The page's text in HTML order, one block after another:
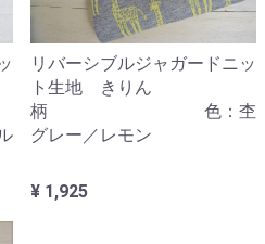
リバーシブルジャガードニッ
ト生地 きりん
柄 色：杢
グレー／レモン
¥ 1,925